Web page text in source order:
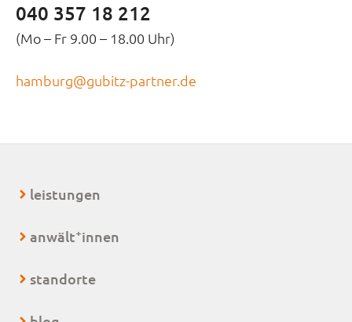
040 357 18 212
(Mo – Fr 9.00 – 18.00 Uhr)
hamburg@gubitz-partner.de
leistungen
anwält+innen
standorte